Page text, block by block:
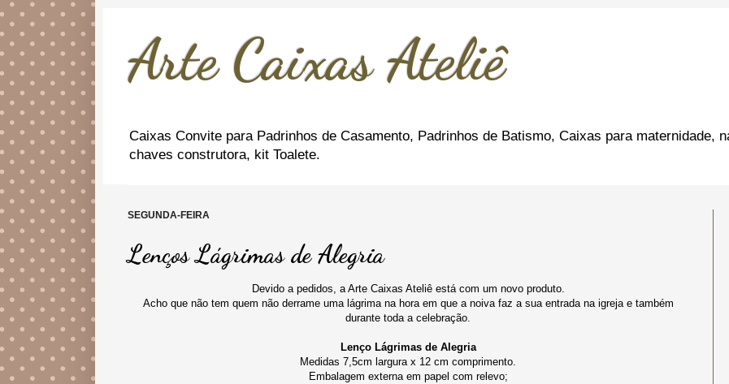
Arte Caixas Ateliê
Caixas Convite para Padrinhos de Casamento, Padrinhos de Batismo, Caixas para maternidade,
chaves construtora, kit Toalete.
SEGUNDA-FEIRA
Lenços Lágrimas de Alegria
Devido a pedidos, a Arte Caixas Ateliê está com um novo produto.
Acho que não tem quem não derrame uma lágrima na hora em que a noiva faz a sua entrada na igreja e também
durante toda a celebração.
Lenço Lágrimas de Alegria
Medidas 7,5cm largura x 12 cm comprimento.
Embalagem externa em papel com relevo;